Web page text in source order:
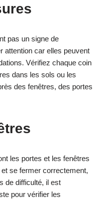
pas un signe de
attention car elles peuvent
Vérifiez chaque coin
dans les sols ou les
des fenêtres, des portes
les portes et les fenêtres
se fermer correctement,
de difficulté, il est
pour vérifier les